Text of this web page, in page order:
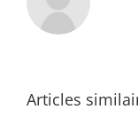
Articles